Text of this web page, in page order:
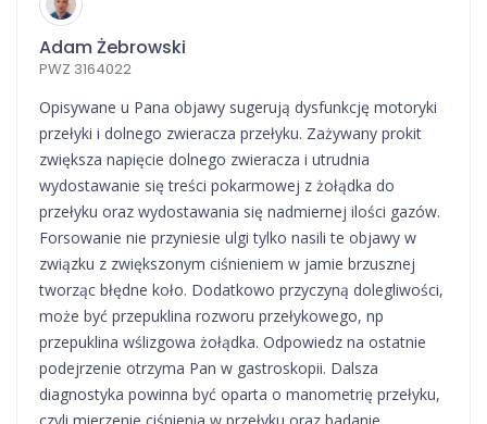
Adam Żebrowski
PWZ 3164022
Opisywane u Pana objawy sugerują dysfunkcję motoryki
przełyki i dolnego zwieracza przełyku. Zażywany prokit
zwiększa napięcie dolnego zwieracza i utrudnia
wydostawanie się treści pokarmowej z żołądka do
przełyku oraz wydostawania się nadmiernej ilości gazów.
Forsowanie nie przyniesie ulgi tylko nasili te objawy w
związku z zwiększonym ciśnieniem w jamie brzusznej
tworząc błędne koło. Dodatkowo przyczyną dolegliwości,
może być przepuklina rozworu przełykowego, np
przepuklina wślizgowa żołądka. Odpowiedz na ostatnie
podejrzenie otrzyma Pan w gastroskopii. Dalsza
diagnostyka powinna być oparta o manometrię przełyku,